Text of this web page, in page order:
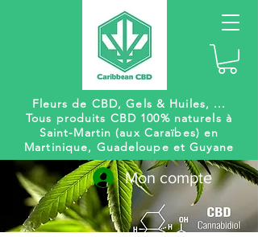
Fleurs de CBD, Gels & Huiles, ...
Tous produits CBD 100% naturels à
Saint-Martin (aux Caraïbes) en
Martinique, Guadeloupe et Guyane
Mon compte